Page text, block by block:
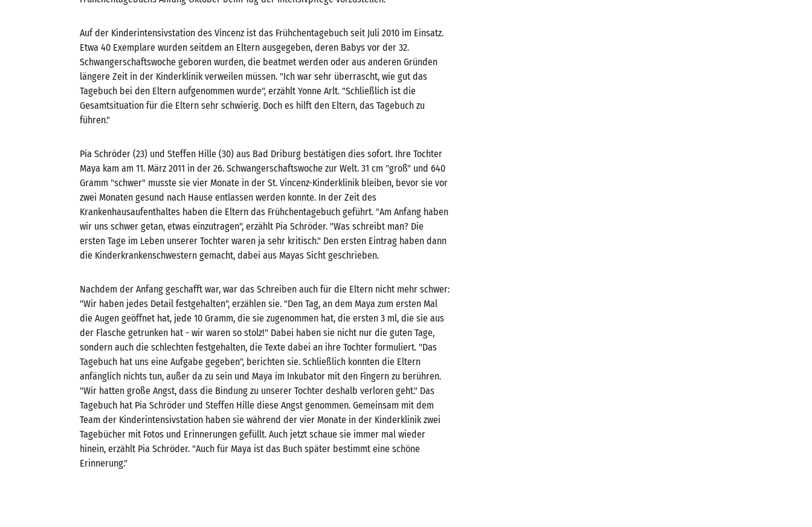
Auf der Kinderintensivstation des Vincenz ist das Frühchentagebuch seit Juli 2010 im Einsatz.
Etwa 40 Exemplare wurden seitdem an Eltern ausgegeben, deren Babys vor der 32.
Schwangerschaftswoche geboren wurden, die beatmet werden oder aus anderen Gründen
längere Zeit in der Kinderklinik verweilen müssen. "Ich war sehr überrascht, wie gut das
Tagebuch bei den Eltern aufgenommen wurde", erzählt Yonne Arlt. "Schließlich ist die
Gesamtsituation für die Eltern sehr schwierig. Doch es hilft den Eltern, das Tagebuch zu
führen."
Pia Schröder (23) und Steffen Hille (30) aus Bad Driburg bestätigen dies sofort. Ihre Tochter
Maya kam am 11. März 2011 in der 26. Schwangerschaftswoche zur Welt. 31 cm "groß" und 640
Gramm "schwer" musste sie vier Monate in der St. Vincenz-Kinderklinik bleiben, bevor sie vor
zwei Monaten gesund nach Hause entlassen werden konnte. In der Zeit des
Krankenhausaufenthaltes haben die Eltern das Frühchentagebuch geführt. "Am Anfang haben
wir uns schwer getan, etwas einzutragen", erzählt Pia Schröder. "Was schreibt man? Die
ersten Tage im Leben unserer Tochter waren ja sehr kritisch." Den ersten Eintrag haben dann
die Kinderkrankenschwestern gemacht, dabei aus Mayas Sicht geschrieben.
Nachdem der Anfang geschafft war, war das Schreiben auch für die Eltern nicht mehr schwer:
"Wir haben jedes Detail festgehalten", erzählen sie. "Den Tag, an dem Maya zum ersten Mal
die Augen geöffnet hat, jede 10 Gramm, die sie zugenommen hat, die ersten 3 ml, die sie aus
der Flasche getrunken hat - wir waren so stolz!" Dabei haben sie nicht nur die guten Tage,
sondern auch die schlechten festgehalten, die Texte dabei an ihre Tochter formuliert. "Das
Tagebuch hat uns eine Aufgabe gegeben", berichten sie. Schließlich konnten die Eltern
anfänglich nichts tun, außer da zu sein und Maya im Inkubator mit den Fingern zu berühren.
"Wir hatten große Angst, dass die Bindung zu unserer Tochter deshalb verloren geht." Das
Tagebuch hat Pia Schröder und Steffen Hille diese Angst genommen. Gemeinsam mit dem
Team der Kinderintensivstation haben sie während der vier Monate in der Kinderklinik zwei
Tagebücher mit Fotos und Erinnerungen gefüllt. Auch jetzt schaue sie immer mal wieder
hinein, erzählt Pia Schröder. "Auch für Maya ist das Buch später bestimmt eine schöne
Erinnerung."